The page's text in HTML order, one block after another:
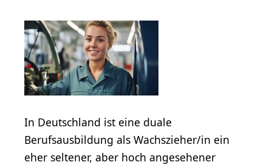
In Deutschland ist eine duale
Berufsausbildung als Wachszieher/in ein
eher seltener, aber hoch angesehener